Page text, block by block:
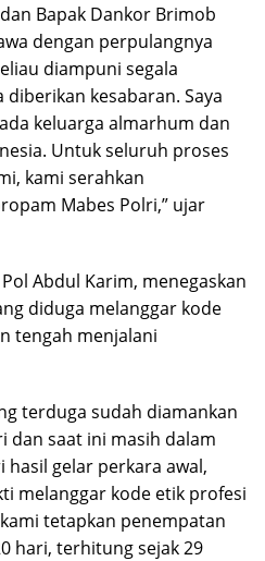
Bapak Dankor Brimob
dengan perpulangnya
diampuni segala
kesabaran. Saya
keluarga almarhum dan
Untuk seluruh proses
kami serahkan
Mabes Polri,” ujar
Abdul Karim, menegaskan
diduga melanggar kode
tengah menjalani
terduga sudah diamankan
dan saat ini masih dalam
hasil gelar perkara awal,
melanggar kode etik profesi
tetapkan penempatan
hari, terhitung sejak 29